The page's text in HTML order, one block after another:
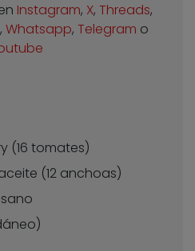
Instagram, X, Threads,
, Whatsapp, Telegram o
(16 tomates)
(12 anchoas)